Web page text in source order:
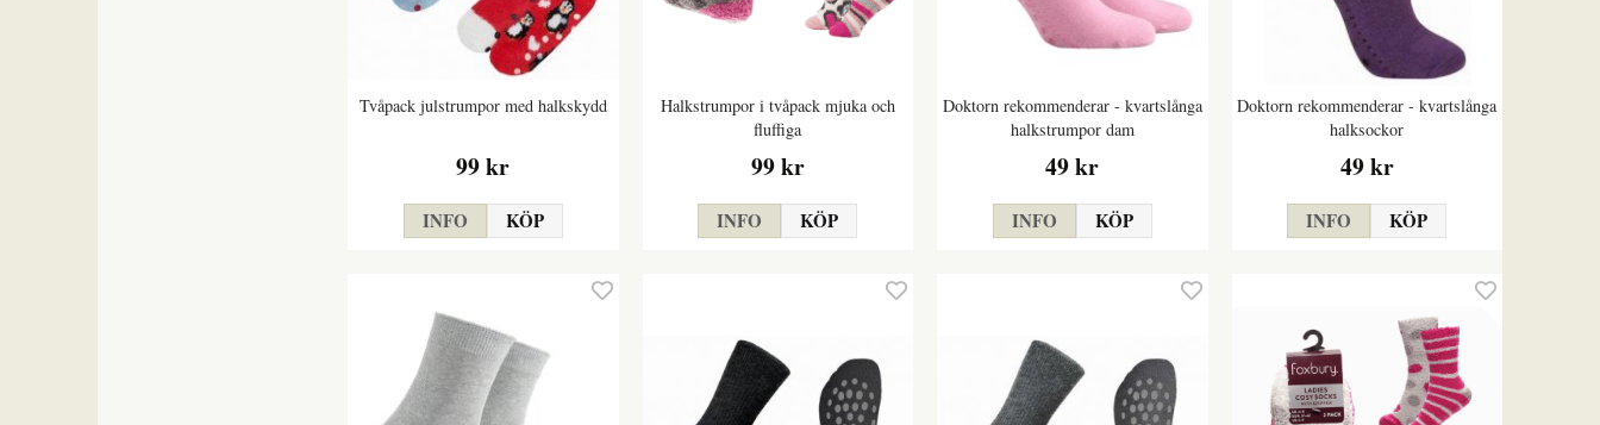
Tvåpack julstrumpor med halkskydd
99 kr
INFO KÖP
Halkstrumpor i tvåpack mjuka och
fluffiga
99 kr
INFO KÖP
Doktorn rekommenderar - kvartslånga
halkstrumpor dam
49 kr
INFO KÖP
Doktorn rekommenderar - kvartslånga
halksockor
49 kr
INFO KÖP